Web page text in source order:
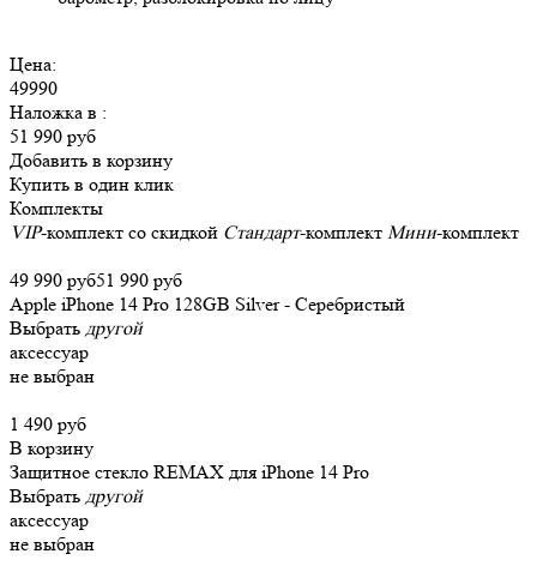
Цена:
49990
Наложка в :
51 990 руб
Добавить в корзину
Купить в один клик
Комплекты
VIP-комплект со скидкой Стандарт-комплект Мини-комплект
49 990 руб51 990 руб
Apple iPhone 14 Pro 128GB Silver - Серебристый
Выбрать другой
аксессуар
не выбран
1 490 руб
В корзину
Защитное стекло REMAX для iPhone 14 Pro
Выбрать другой
аксессуар
не выбран